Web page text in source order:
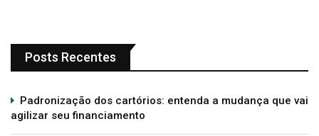
Posts Recentes
Padronização dos cartórios: entenda a mudança que vai
agilizar seu financiamento